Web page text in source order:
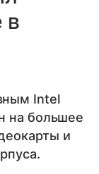
в
Intel
на большее
и